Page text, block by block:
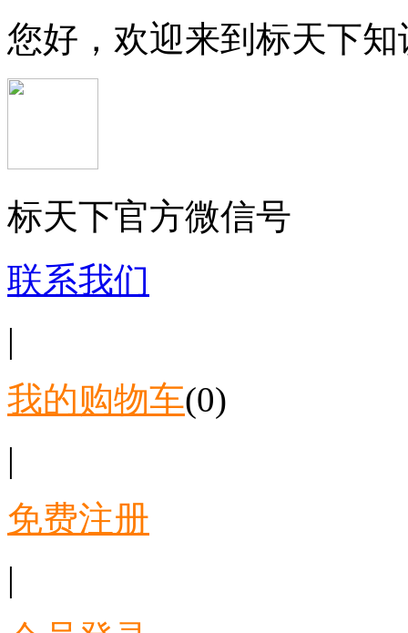
您好，欢迎来到标天下
标天下官方微信号
联系我们
|
我的购物车(0)
|
免费注册
|